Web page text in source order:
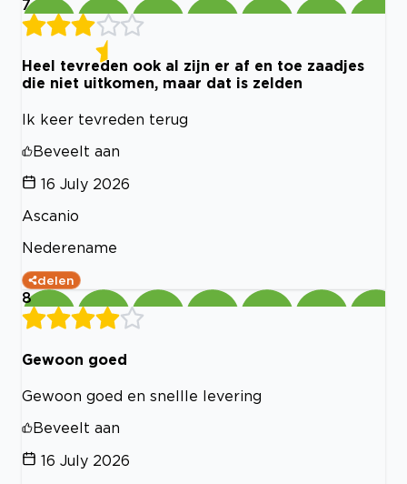
7
Heel tevreden ook al zijn er af en toe zaadjes
die niet uitkomen, maar dat is zelden
Ik keer tevreden terug
Beveelt aan
16 July 2026
Ascanio
Nederename
delen
8
Gewoon goed
Gewoon goed en snellle levering
Beveelt aan
16 July 2026